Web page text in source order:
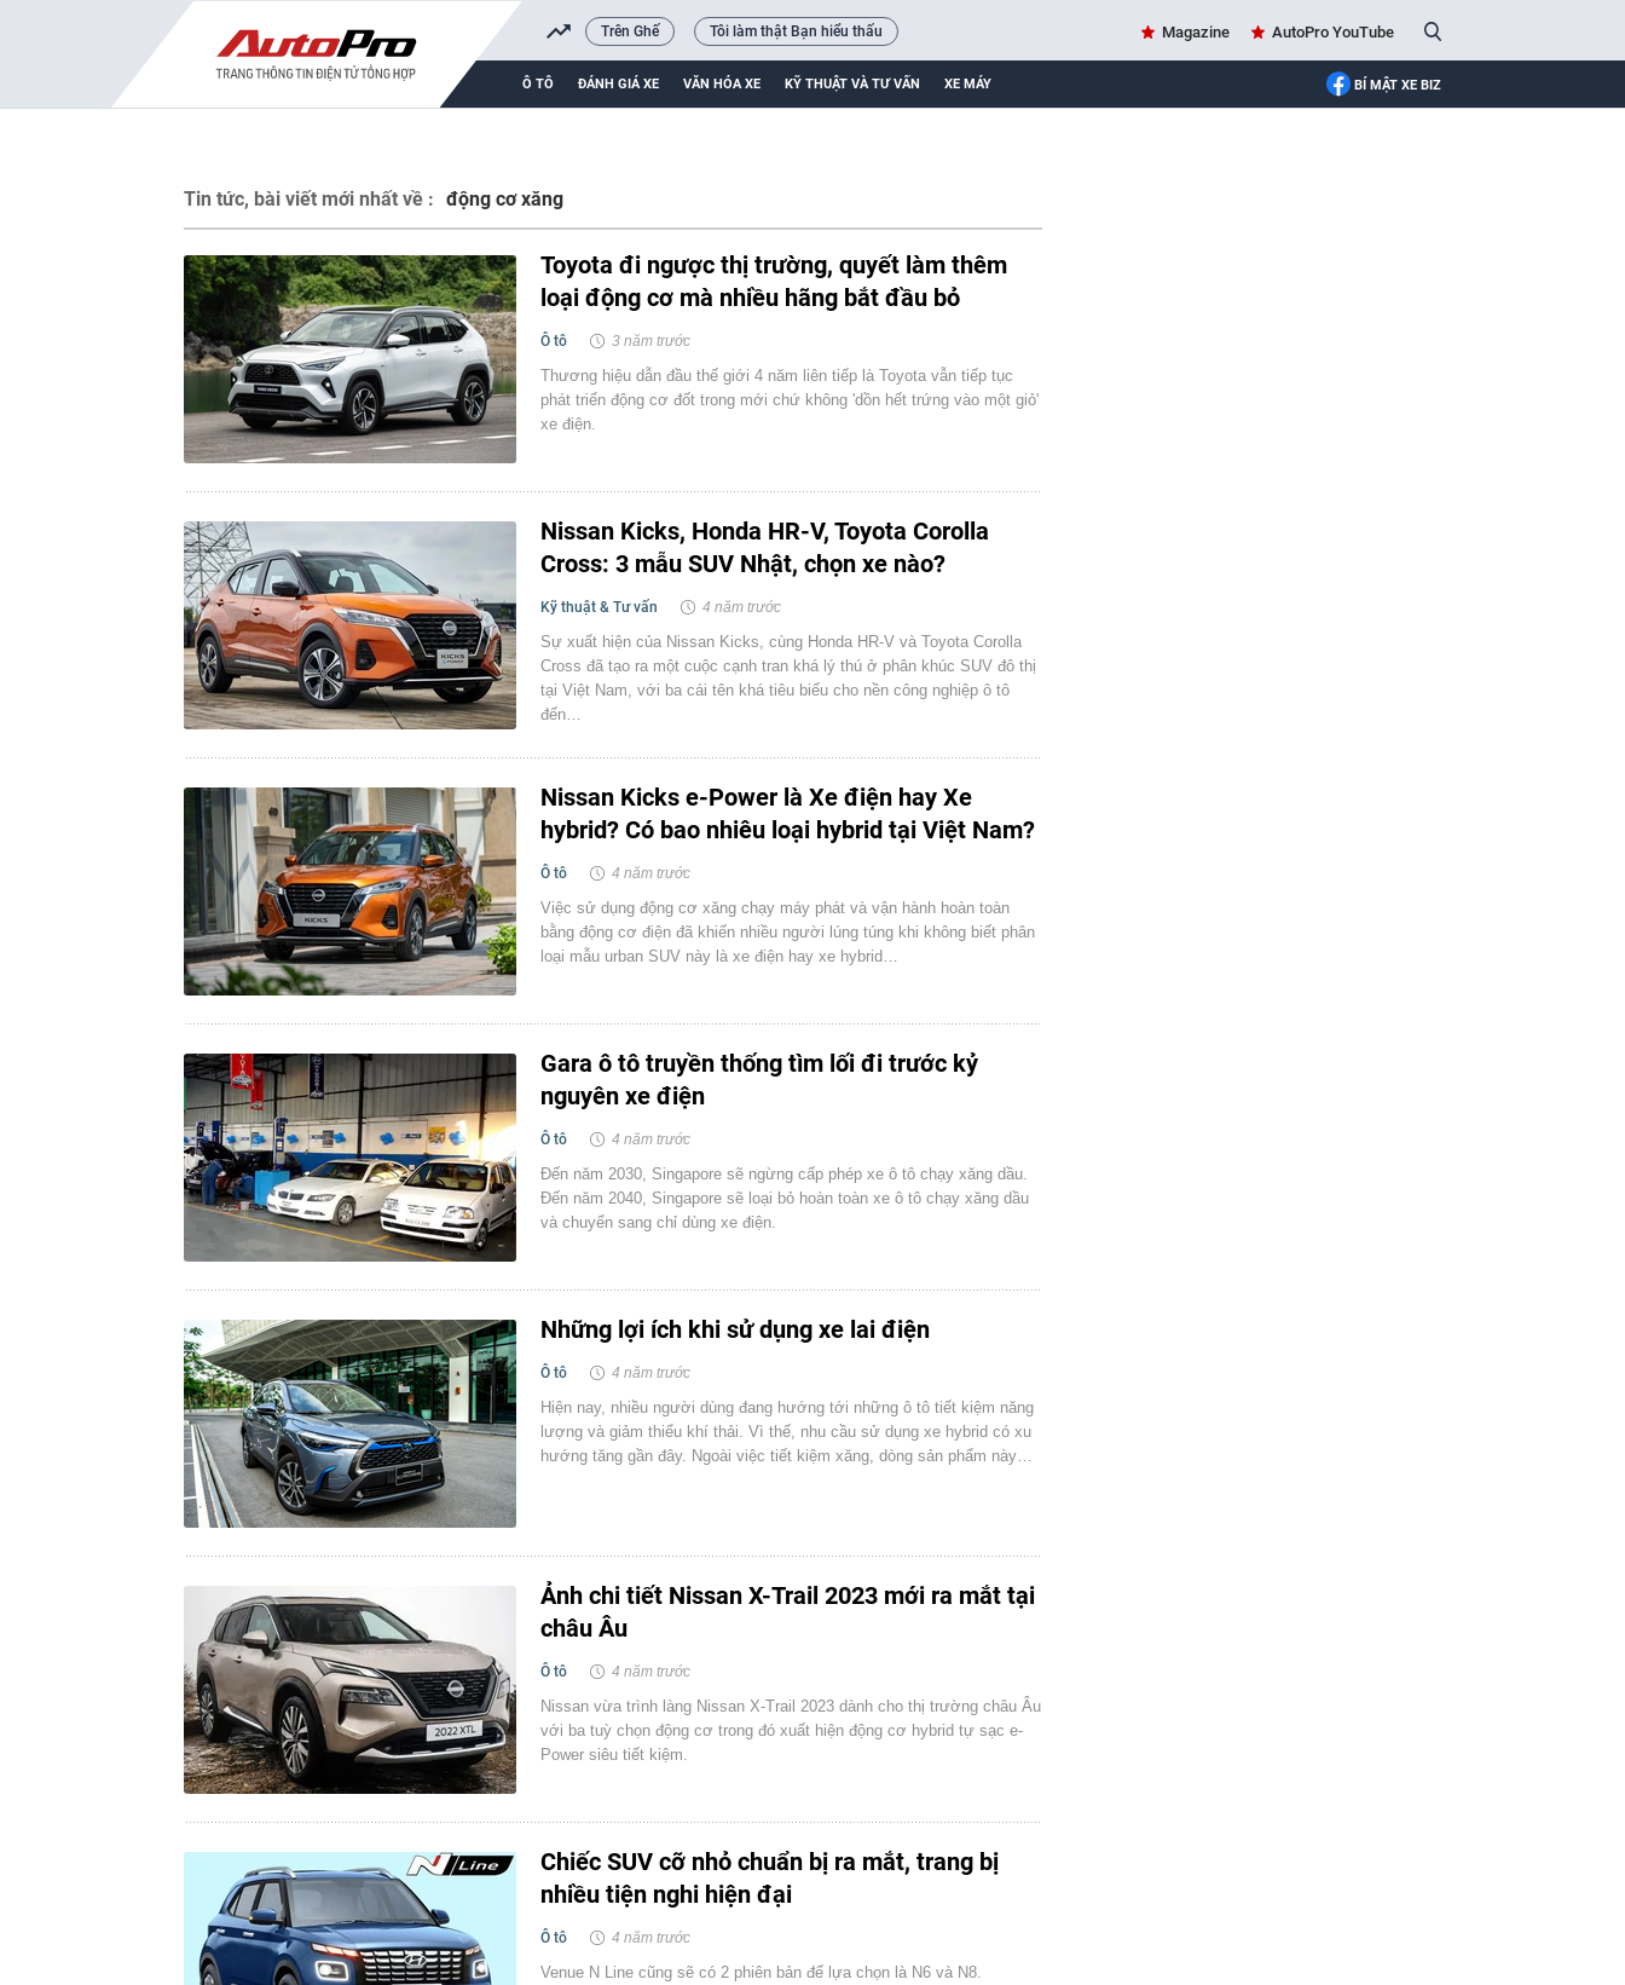
Trên Ghế Tôi làm thật Bạn hiểu thấu Magazine AutoPro YouTube
Ô TÔ ĐÁNH GIÁ XE VĂN HÓA XE KỸ THUẬT VÀ TƯ VẤN XE MÁY BÍ MẬT XE BIZ
Tin tức, bài viết mới nhất về : động cơ xăng
Toyota đi ngược thị trường, quyết làm thêm
loại động cơ mà nhiều hãng bắt đầu bỏ
Ô tô 3 năm trước
Thương hiệu dẫn đầu thế giới 4 năm liên tiếp là Toyota vẫn tiếp tục
phát triển động cơ đốt trong mới chứ không 'dồn hết trứng vào một giỏ'
xe điện.
Nissan Kicks, Honda HR-V, Toyota Corolla
Cross: 3 mẫu SUV Nhật, chọn xe nào?
Kỹ thuật & Tư vấn 4 năm trước
Sự xuất hiện của Nissan Kicks, cùng Honda HR-V và Toyota Corolla
Cross đã tạo ra một cuộc cạnh tran khá lý thú ở phân khúc SUV đô thị
tại Việt Nam, với ba cái tên khá tiêu biểu cho nền công nghiệp ô tô
đến…
Nissan Kicks e-Power là Xe điện hay Xe
hybrid? Có bao nhiêu loại hybrid tại Việt Nam?
Ô tô 4 năm trước
Việc sử dụng động cơ xăng chạy máy phát và vận hành hoàn toàn
bằng động cơ điện đã khiến nhiều người lúng túng khi không biết phân
loại mẫu urban SUV này là xe điện hay xe hybrid…
Gara ô tô truyền thống tìm lối đi trước kỷ
nguyên xe điện
Ô tô 4 năm trước
Đến năm 2030, Singapore sẽ ngừng cấp phép xe ô tô chạy xăng dầu.
Đến năm 2040, Singapore sẽ loại bỏ hoàn toàn xe ô tô chạy xăng dầu
và chuyển sang chỉ dùng xe điện.
Những lợi ích khi sử dụng xe lai điện
Ô tô 4 năm trước
Hiện nay, nhiều người dùng đang hướng tới những ô tô tiết kiệm năng
lượng và giảm thiểu khí thải. Vì thế, nhu cầu sử dụng xe hybrid có xu
hướng tăng gần đây. Ngoài việc tiết kiệm xăng, dòng sản phẩm này…
Ảnh chi tiết Nissan X-Trail 2023 mới ra mắt tại
châu Âu
Ô tô 4 năm trước
Nissan vừa trình làng Nissan X-Trail 2023 dành cho thị trường châu Âu
với ba tuỳ chọn động cơ trong đó xuất hiện động cơ hybrid tự sạc e-
Power siêu tiết kiệm.
Chiếc SUV cỡ nhỏ chuẩn bị ra mắt, trang bị
nhiều tiện nghi hiện đại
Ô tô 4 năm trước
Venue N Line cũng sẽ có 2 phiên bản để lựa chọn là N6 và N8.